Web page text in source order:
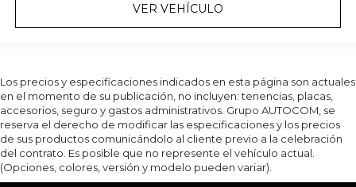
VER VEHÍCULO
Los precios y especificaciones indicados en esta página son actuales
en el momento de su publicación, no incluyen: tenencias, placas,
accesorios, seguro y gastos administrativos. Grupo AUTOCOM, se
reserva el derecho de modificar las especificaciones y los precios
de sus productos comunicándolo al cliente previo a la celebración
del contrato. Es posible que no represente el vehículo actual.
(Opciones, colores, versión y modelo pueden variar).